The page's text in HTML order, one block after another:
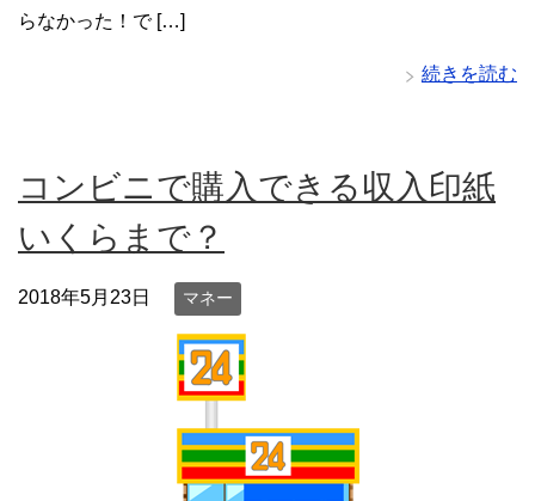
らなかった！で […]
続きを読む
コンビニで購入できる収入印紙
いくらまで？
2018年5月23日 マネー